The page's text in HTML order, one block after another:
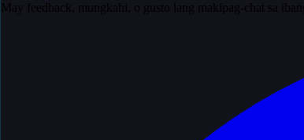
May feedback, mungkahi, o gusto lang makipag-chat sa